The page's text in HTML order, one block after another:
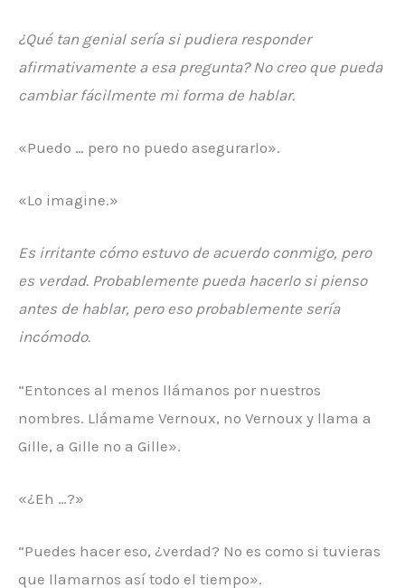
¿Qué tan genial sería si pudiera responder
afirmativamente a esa pregunta? No creo que pueda
cambiar fácilmente mi forma de hablar.
«Puedo … pero no puedo asegurarlo».
«Lo imagine.»
Es irritante cómo estuvo de acuerdo conmigo, pero
es verdad. Probablemente pueda hacerlo si pienso
antes de hablar, pero eso probablemente sería
incómodo.
“Entonces al menos llámanos por nuestros
nombres. Llámame Vernoux, no Vernoux y llama a
Gille, a Gille no a Gille».
«¿Eh …?»
“Puedes hacer eso, ¿verdad? No es como si tuvieras
que llamarnos así todo el tiempo».